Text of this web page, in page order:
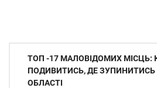
Навігація
записів
ТОП -17 МАЛОВІДОМИХ МІСЦЬ:
ПОДИВИТИСЬ, ДЕ ЗУПИНИТИСЬ
ОБЛАСТІ